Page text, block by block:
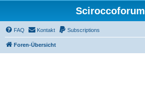
Sciroccoforum
FAQ Kontakt Subscriptions
Foren-Übersicht